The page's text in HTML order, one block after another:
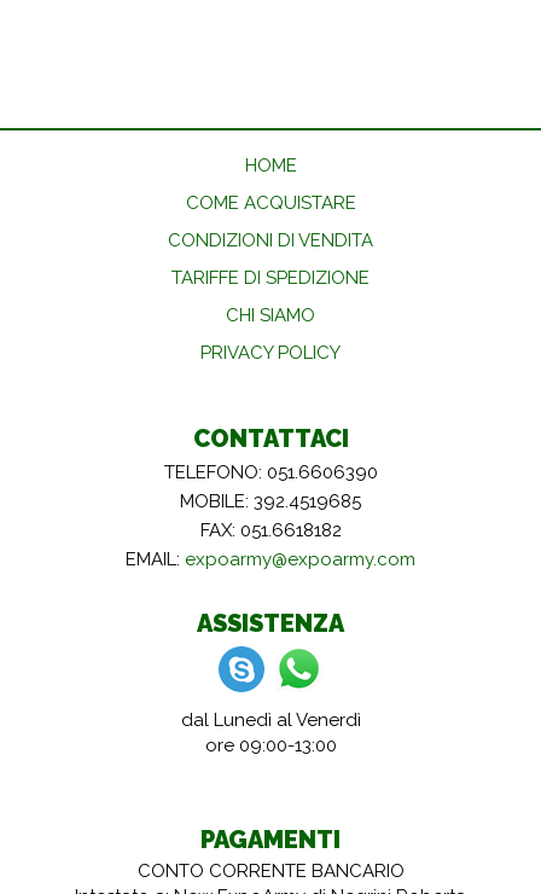
HOME
COME ACQUISTARE
CONDIZIONI DI VENDITA
TARIFFE DI SPEDIZIONE
CHI SIAMO
PRIVACY POLICY
CONTATTACI
TELEFONO: 051.6606390
MOBILE: 392.4519685
FAX: 051.6618182
EMAIL: expoarmy@expoarmy.com
ASSISTENZA
dal Lunedì al Venerdì
ore 09:00-13:00
PAGAMENTI
CONTO CORRENTE BANCARIO